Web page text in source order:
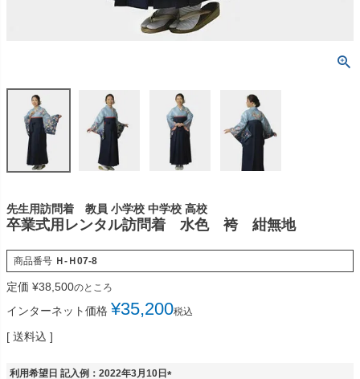
先生用訪問着 教員 小学校 中学校 高校
卒業式用レンタル訪問着 水色 袴 紺無地
商品番号 Ｈ-Ｈ07-8
定価 ¥38,500のところ
インターネット価格 ¥35,200税込
送料込
利用希望日 記入例：2022年3月10日